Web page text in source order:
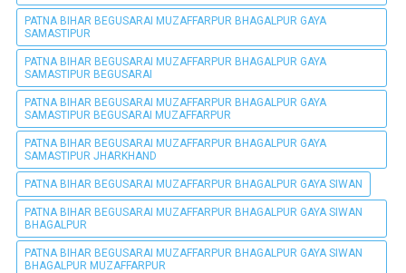
PATNA BIHAR BEGUSARAI MUZAFFARPUR BHAGALPUR GAYA
SAMASTIPUR
PATNA BIHAR BEGUSARAI MUZAFFARPUR BHAGALPUR GAYA
SAMASTIPUR BEGUSARAI
PATNA BIHAR BEGUSARAI MUZAFFARPUR BHAGALPUR GAYA
SAMASTIPUR BEGUSARAI MUZAFFARPUR
PATNA BIHAR BEGUSARAI MUZAFFARPUR BHAGALPUR GAYA
SAMASTIPUR JHARKHAND
PATNA BIHAR BEGUSARAI MUZAFFARPUR BHAGALPUR GAYA SIWAN
PATNA BIHAR BEGUSARAI MUZAFFARPUR BHAGALPUR GAYA SIWAN
BHAGALPUR
PATNA BIHAR BEGUSARAI MUZAFFARPUR BHAGALPUR GAYA SIWAN
BHAGALPUR MUZAFFARPUR